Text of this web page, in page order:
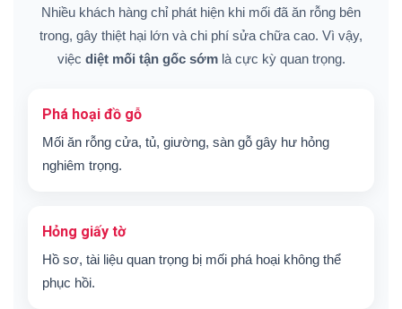
Nhiều khách hàng chỉ phát hiện khi mối đã ăn rỗng bên
trong, gây thiệt hại lớn và chi phí sửa chữa cao. Vì vậy,
việc diệt mối tận gốc sớmlà cực kỳ quan trọng.
Phá hoại đồ gỗ
Mối ăn rỗng cửa, tủ, giường, sàn gỗ gây hư hỏng
nghiêm trọng.
Hỏng giấy tờ
Hồ sơ, tài liệu quan trọng bị mối phá hoại không thể
phục hồi.